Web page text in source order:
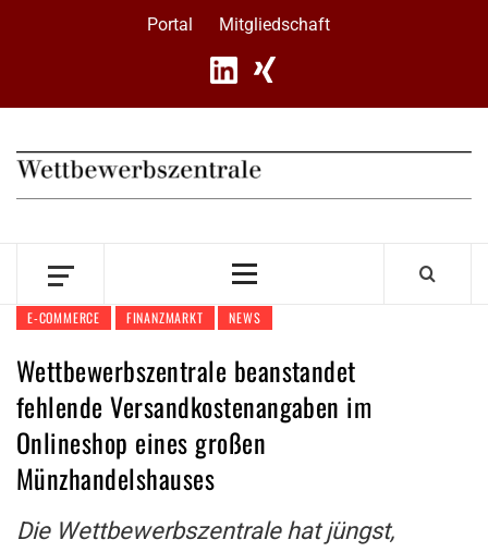
Portal Mitgliedschaft
Primary
E-COMMERCE FINANZMARKT NEWS
Wettbewerbszentrale beanstandet
fehlende Versandkostenangaben im
Onlineshop eines großen
Münzhandelshauses
Die Wettbewerbszentrale hat jüngst,